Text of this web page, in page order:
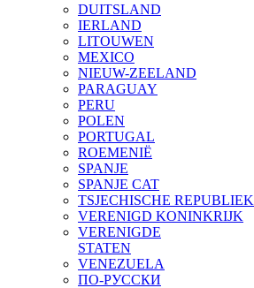
DUITSLAND
IERLAND
LITOUWEN
MEXICO
NIEUW-ZEELAND
PARAGUAY
PERU
POLEN
PORTUGAL
ROEMENIË
SPANJE
SPANJE CAT
TSJECHISCHE REPUBLIEK
VERENIGD KONINKRIJK
VERENIGDE
STATEN
VENEZUELA
ПО-РУССКИ